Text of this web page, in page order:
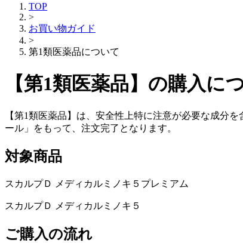
TOP
>
お買い物ガイド
>
第1類医薬品について
【第1類医薬品】の購入に
【第1類医薬品】は、安全性上特に注意が必要な成分
ール」
をもって、注文完了となります。
対象商品
スカルプＤ メディカルミノキ５プレミアム
スカルプＤ メディカルミノキ５
ご購入の流れ